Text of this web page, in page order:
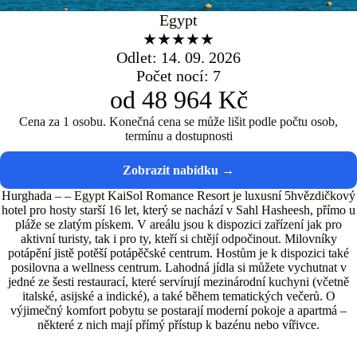
Egypt
★★★★★
Odlet: 14. 09. 2026
Počet nocí: 7
od 48 964 Kč
Cena za 1 osobu. Konečná cena se může lišit podle počtu osob,
termínu a dostupnosti
Hurghada – – Egypt KaiSol Romance Resort je luxusní 5hvězdičkový
hotel pro hosty starší 16 let, který se nachází v Sahl Hasheesh, přímo u
pláže se zlatým pískem. V areálu jsou k dispozici zařízení jak pro
aktivní turisty, tak i pro ty, kteří si chtějí odpočinout. Milovníky
potápění jistě potěší potápěčské centrum. Hostům je k dispozici také
posilovna a wellness centrum. Lahodná jídla si můžete vychutnat v
jedné ze šesti restaurací, které servírují mezinárodní kuchyni (včetně
italské, asijské a indické), a také během tematických večerů. O
výjimečný komfort pobytu se postarají moderní pokoje a apartmá –
některé z nich mají přímý přístup k bazénu nebo vířivce.